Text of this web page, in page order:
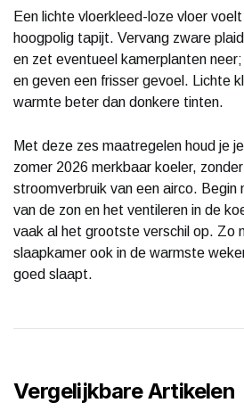
Een lichte vloerkleed-loze vloer
hoogpolig tapijt. Vervang zware
en zet eventueel kamerplanten
en geven een frisser gevoel. Lichte
warmte beter dan donkere tinten.
Met deze zes maatregelen houd je
zomer 2026 merkbaar koeler,
stroomverbruik van een airco. Begin
van de zon en het ventileren in de
vaak al het grootste verschil op. Zo
slaapkamer ook in de warmste
goed slaapt.
Vergelijkbare Artikelen